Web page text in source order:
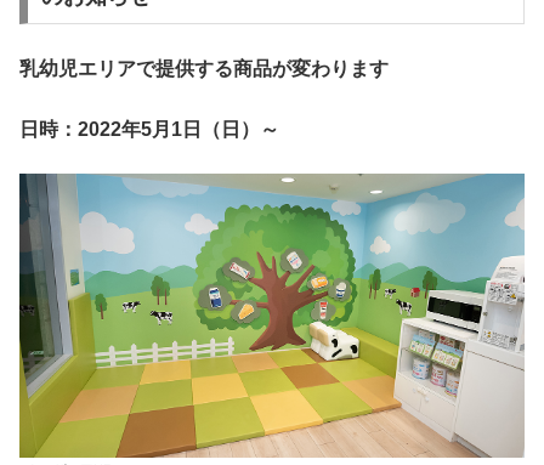
乳幼児エリアで提供する商品が変わります
日時：2022年5月1日（日）～